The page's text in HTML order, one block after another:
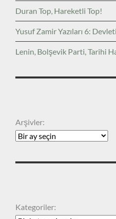
Duran Top, Hareketli Top!
Yusuf Zamir Yazıları 6:
Lenin, Bolşevik Parti, Tarihi
Arşivler:
Kategoriler: